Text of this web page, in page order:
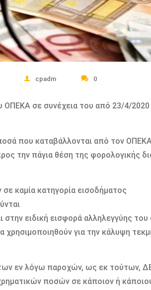
cpadm 0
ΟΠΕΚΑ σε συνέχεια του από 23/4/
που καταβάλλονται από τον
την πάγια θέση της φορολογικής
καμία κατηγορία εισοδήματος
στην ειδική εισφορά αλληλεγγύης
χρησιμοποιηθούν για την κάλυψη
των εν λόγω παροχών, ως εκ
ποσών σε κάποιον ή